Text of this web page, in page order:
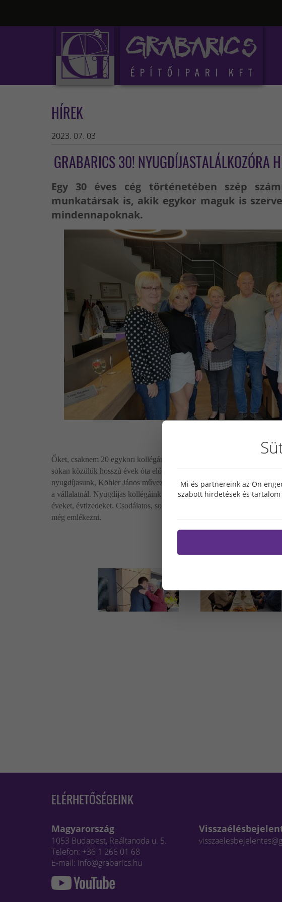
HÍREK
2023. 07. 03
GRABARICS 30! NYUGDÍJASTALÁLKOZÓRA
Egy 30 éves cég történetében szép
munkatársak is, akik egykor maguk is
mindennapoknak.
Őket, csaknem 20 egykori kollégánkat láttuk vendégül múlt hét
sokan közülük hosszú évek óta először látogattak vissza hozzánk! A
nyugdíjasunk, Köhler János művezető főzött bográcsebédet, akinek 26
a vállalatnál. Nyugdíjas kollégáink fontos részei történetünknek, és mi
éveket, évtizedeket. Csodálatos, sok örömteli és megható pillanattal teli
még emlékezni.
ELÉRHETŐSÉGEINK
Magyarország
1053 Budapest, Reáltanoda u. 5.
Telefon: +36 1 266 01 68
E-mail: info@grabarics.hu
Mi és partnereink az Ön
szabott hirdetések és